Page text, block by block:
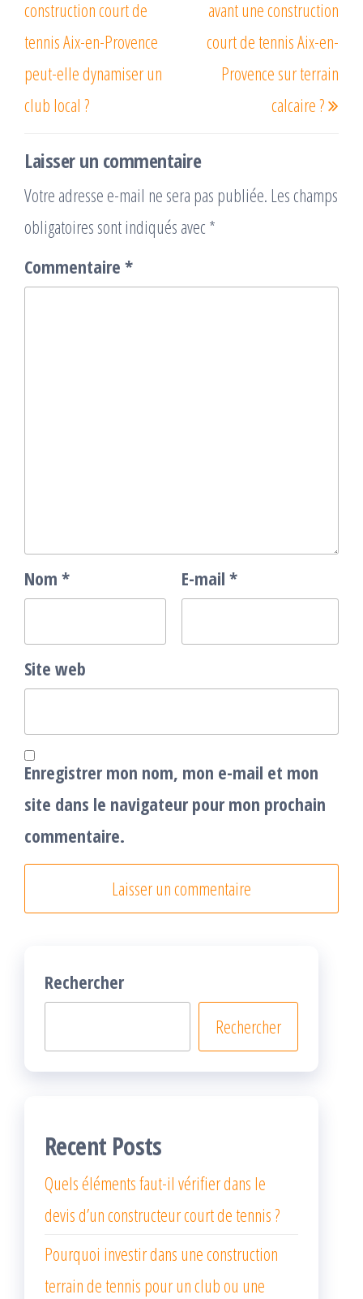
l’article
construction court de
tennis Aix-en-Provence
peut-elle dynamiser un
club local ?
avant une construction
court de tennis Aix-en-
Provence sur terrain
calcaire ?
Laisser un commentaire
Votre adresse e-mail ne sera pas publiée. Les champs
obligatoires sont indiqués avec *
Commentaire *
Nom * E-mail *
Site web
Enregistrer mon nom, mon e-mail et mon
site dans le navigateur pour mon prochain
commentaire.
Rechercher
Rechercher
Recent Posts
Quels éléments faut-il vérifier dans le
devis d’un constructeur court de tennis ?
Pourquoi investir dans une construction
terrain de tennis pour un club ou une